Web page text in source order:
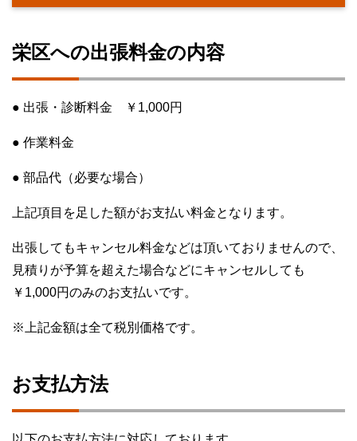
栄区への出張料金の内容
● 出張・診断料金 ￥1,000円
● 作業料金
● 部品代（必要な場合）
上記項目を足した額がお支払い料金となります。
出張してもキャンセル料金などは頂いておりませんので、
見積りが予算を超えた場合などにキャンセルしても
￥1,000円のみのお支払いです。
※上記金額は全て税別価格です。
お支払方法